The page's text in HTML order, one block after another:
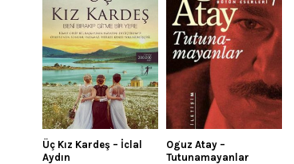
Üç Kız Kardeş – İclal
Aydın
Oguz Atay –
Tutunamayanlar